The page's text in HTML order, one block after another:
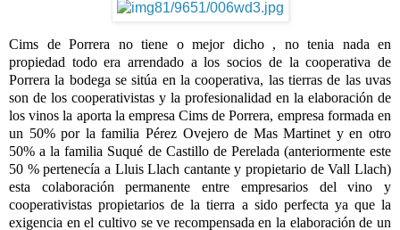
Cims de Porrera no tiene o mejor dicho , no tenia nada en
propiedad todo era arrendado a los socios de la cooperativa de
Porrera la bodega se sitúa en la cooperativa, las tierras de las uvas
son de los cooperativistas y la profesionalidad en la elaboración de
los vinos la aporta la empresa Cims de Porrera, empresa formada en
un 50% por la familia Pérez Ovejero de Mas Martinet y en otro
50% a la familia Suqué de Castillo de Perelada (anteriormente este
50 % pertenecía a Lluis Llach cantante y propietario de Vall Llach)
esta colaboración permanente entre empresarios del vino y
cooperativistas propietarios de la tierra a sido perfecta ya que la
exigencia en el cultivo se ve recompensada en la elaboración de un